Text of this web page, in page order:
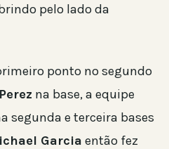
pelo lado da
ponto no segundo
na base, a equipe
segunda e terceira bases
Garcia então fez